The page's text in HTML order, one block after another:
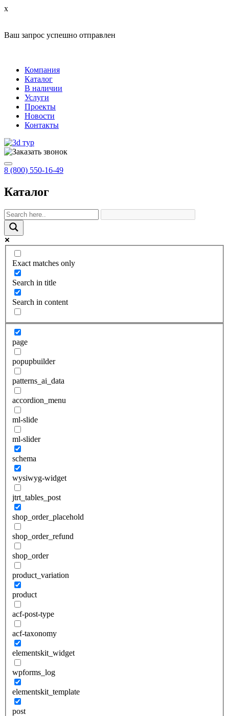
x
Ваш запрос успешно отправлен
Компания
Каталог
В наличии
Услуги
Проекты
Новости
Контакты
8 (800) 550-16-49
Каталог
Exact matches only
Search in title
Search in content
page
popupbuilder
patterns_ai_data
accordion_menu
ml-slide
ml-slider
schema
wysiwyg-widget
jtrt_tables_post
shop_order_placehold
shop_order_refund
shop_order
product_variation
product
acf-post-type
acf-taxonomy
elementskit_widget
wpforms_log
elementskit_template
post